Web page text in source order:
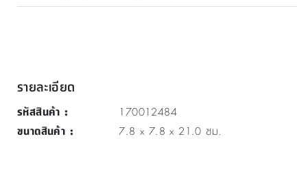
รายละเอียด
รหัสสินค้า :
170012484
ขนาดสินค้า : 7.8 x 7.8 x 21.0 ซม.